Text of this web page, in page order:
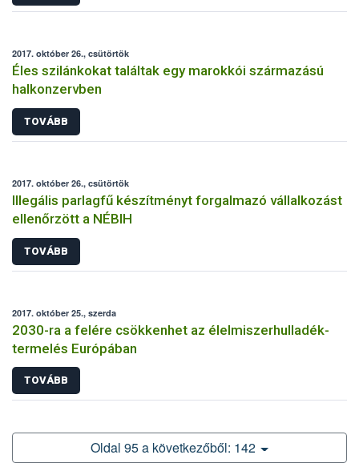
2017. október 26., csütörtök
Éles szilánkokat találtak egy marokkói származású
halkonzervben
TOVÁBB
2017. október 26., csütörtök
Illegális parlagfű készítményt forgalmazó vállalkozást
ellenőrzött a NÉBIH
TOVÁBB
2017. október 25., szerda
2030-ra a felére csökkenhet az élelmiszerhulladék-
termelés Európában
TOVÁBB
Oldal 95 a következőből: 142